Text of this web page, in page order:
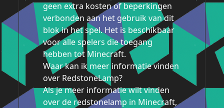
geen extra kosten of beperkingen
verbonden aan het gebruik van dit
blok in het spel. Het is beschikbaar
voor alle spelers die toegang
hebben tot Minecraft.
Waar kan ik meer informatie vinden
over RedstoneLamp?
Als je meer informatie wilt vinden
over de redstonelamp in Minecraft,